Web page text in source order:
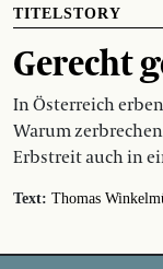
TITELSTORY
Gerecht
In Österreich
Warum
Erbstreit auch in
Text: Thomas